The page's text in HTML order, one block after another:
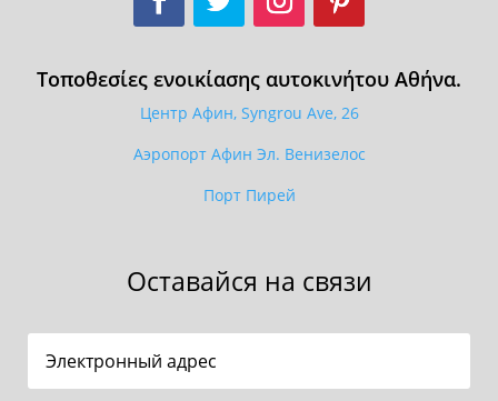
Τοποθεσίες ενοικίασης αυτοκινήτου Αθήνα.
Центр Афин, Syngrou Ave, 26
Аэропорт Афин Эл. Венизелос
Порт Пирей
Оставайся на связи